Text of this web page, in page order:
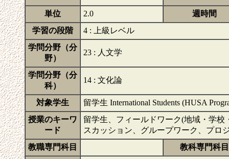
単位 2.0
週時間
学習の段階
4 : 上級レベル
学問分野（分
野）
23 : 人文学
学問分野（分
科）
14 : 文化論
対象学生
留学生 International Students (HUSA
授業のキーワ
ード
留学生、フィールドワーク(地域・学
スカッション、グループワーク、プロ
教職専門科目
教科専門科目